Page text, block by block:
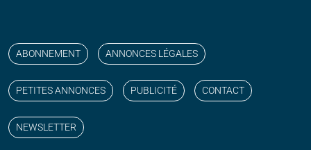
ABONNEMENT ANNONCES LÉGALES
PETITES ANNONCES PUBLICITÉ CONTACT
NEWSLETTER